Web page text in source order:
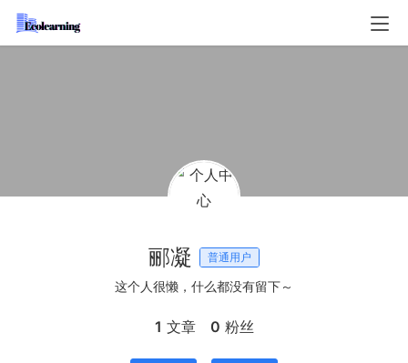
郦凝 普通用户
这个人很懒，什么都没有留下～
1 文章 0 粉丝